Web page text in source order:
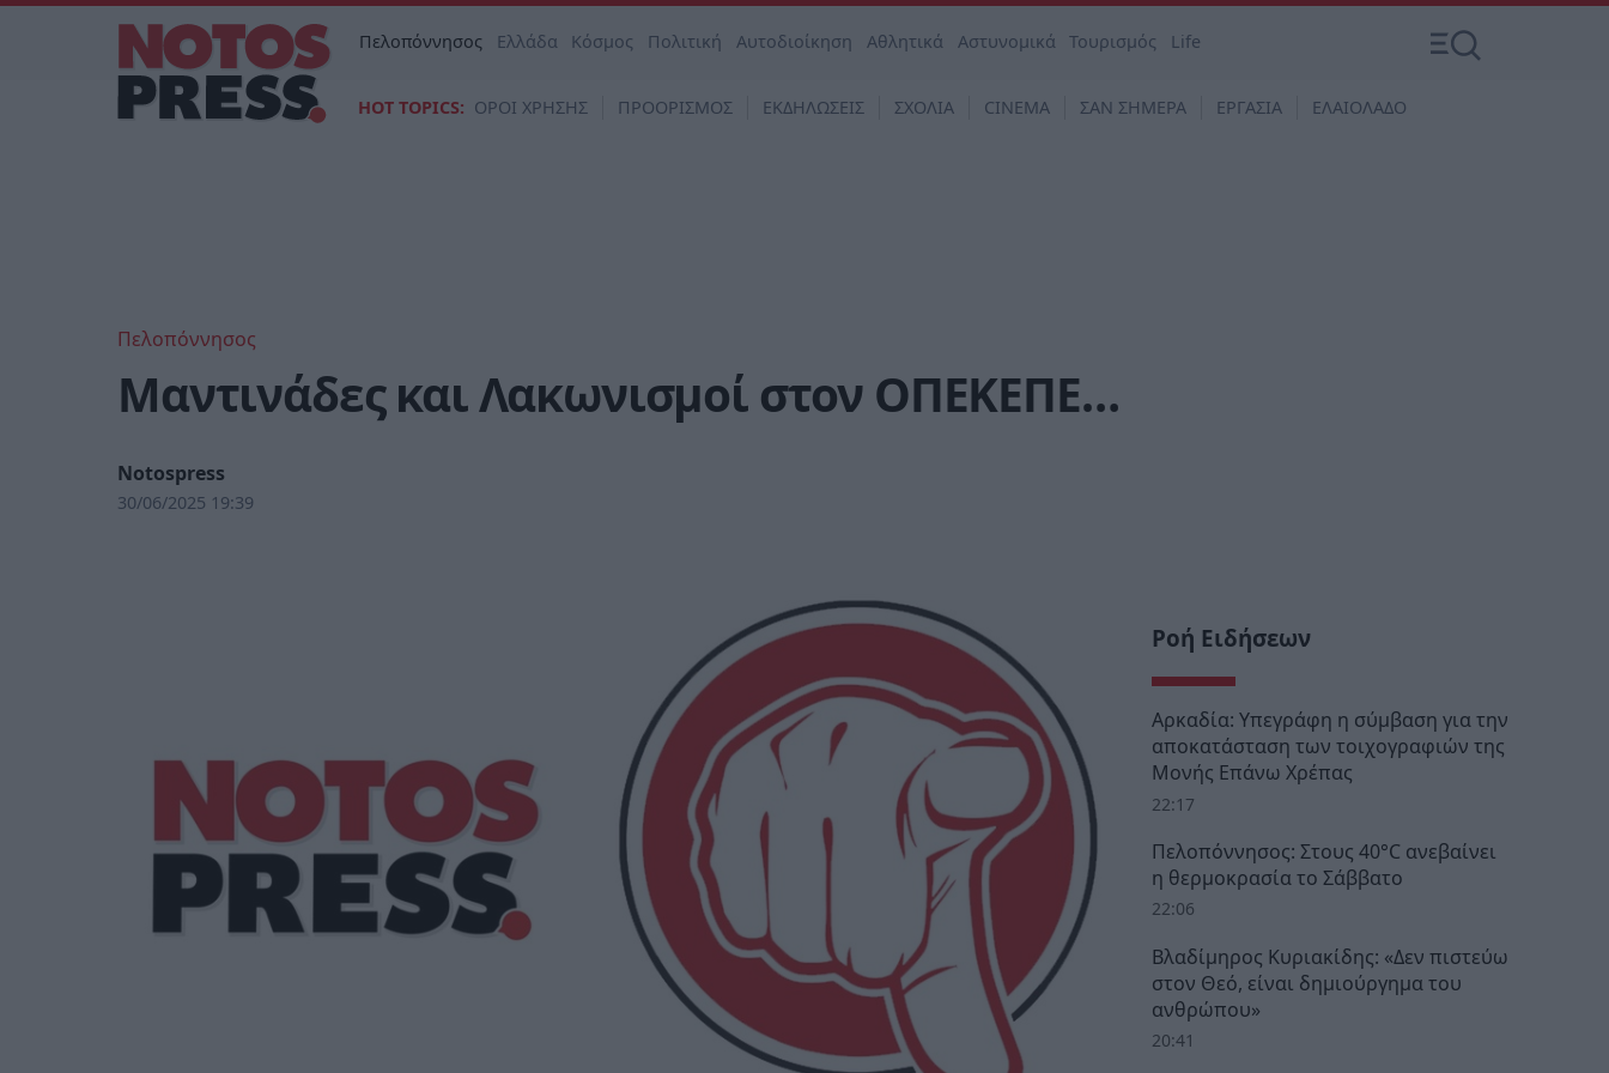
Πελοπόννησος Ελλάδα Κόσμος Πολιτική Αυτοδιοίκηση Αθλητικά Αστυνομικά Τουρισμός Life
HOT TOPICS: ΟΡΟΙ ΧΡΗΣΗΣ ΠΡΟΟΡΙΣΜΟΣ ΕΚΔΗΛΩΣΕΙΣ ΣΧΟΛΙΑ CINEMA ΣΑΝ ΣΗΜΕΡΑ ΕΡΓΑΣΙΑ ΕΛΑΙΟΛΑΔΟ
Πελοπόννησος
Μαντινάδες και Λακωνισμοί στον ΟΠΕΚΕΠΕ…
Notospress
30/06/2025 19:39
Ροή Ειδήσεων
Αρκαδία: Υπεγράφη η σύμβαση για την
αποκατάσταση των τοιχογραφιών της
Μονής Επάνω Χρέπας
22:17
Πελοπόννησος: Στους 40°C ανεβαίνει
η θερμοκρασία το Σάββατο
22:06
Βλαδίμηρος Κυριακίδης: «Δεν πιστεύω
στον Θεό, είναι δημιούργημα του
ανθρώπου»
20:41